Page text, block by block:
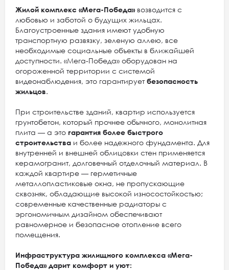
Жилой комплекс «Мега-Победа»возводится с
любовью и заботой о будущих жильцах.
Благоустроенные здания имеют удобную
транспортную развязку, зеленую аллею, все
необходимые социальные объекты в ближайшей
доступности. «Мега-Победа» оборудован на
огороженной территории с системой
видеонаблюдения, это гарантируетбезопасность
жильцов.
При строительстве зданий, квартир используется
грунтобетон, который прочнее обычного, монолитная
плита — а это гарантия более быстрого
строительства и более надежного фундамента. Для
внутренней и внешней облицовки стен применяется
керамогранит, долговечный отделочный материал. В
каждой квартире — герметичные
металлопластиковые окна, не пропускающие
сквозняк, обладающие высокой износостойкостью;
современные качественные радиаторы с
эргономичным дизайном обеспечивают
равномерное и безопасное отопление всего
помещения.
Инфраструктура жилищного комплекса «Мега-
Победа» дарит комфорт и уют: